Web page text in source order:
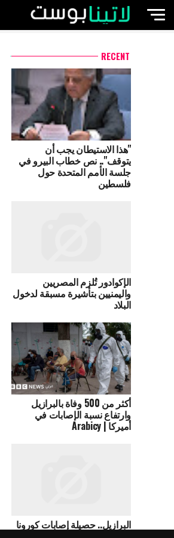
RECENT
"هذا الاستيطان يجب أن
يتوقف".. نص خطاب البيرو في
جلسة الأمم المتحدة حول
فلسطين
الإكوادور تُلزم المصريين
واليمنيين بتأشيرة مسبقة لدخول
البلاد
أكثر من 500 وفاة بالبرازيل
وارتفاع نسبة الإصابات في
أميركا | Arabicy
البرازيل.. حصيلة إصابات كورونا